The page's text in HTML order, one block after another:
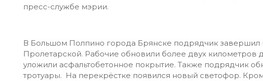
пресс-службе мэрии.
В Большом Полпино города Брянске подрядчик завершил
Пролетарской. Рабочие обновили более двух километров
уложили асфальтобетонное покрытие. Также подрядчик
тротуары. На перекрёстке появился новый светофор.